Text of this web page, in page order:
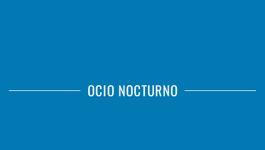
OCIO NOCTURNO